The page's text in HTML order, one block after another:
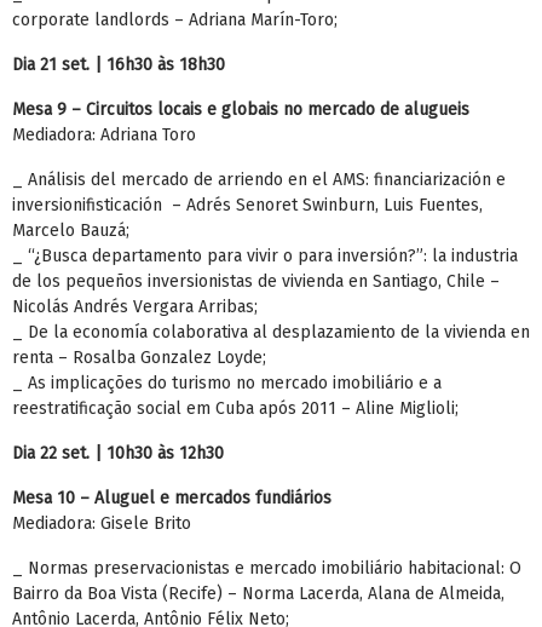
corporate landlords – Adriana Marín-Toro;
Dia 21 set. | 16h30 às 18h30
Mesa 9 – Circuitos locais e globais no mercado de alugueis
Mediadora: Adriana Toro
_ Análisis del mercado de arriendo en el AMS: financiarización e
inversionifisticación – Adrés Senoret Swinburn, Luis Fuentes,
Marcelo Bauzá;
_ “¿Busca departamento para vivir o para inversión?”: la industria
de los pequeños inversionistas de vivienda en Santiago, Chile –
Nicolás Andrés Vergara Arribas;
_ De la economía colaborativa al desplazamiento de la vivienda en
renta – Rosalba Gonzalez Loyde;
_ As implicações do turismo no mercado imobiliário e a
reestratificação social em Cuba após 2011 – Aline Miglioli;
Dia 22 set. | 10h30 às 12h30
Mesa 10 – Aluguel e mercados fundiários
Mediadora: Gisele Brito
_ Normas preservacionistas e mercado imobiliário habitacional: O
Bairro da Boa Vista (Recife) – Norma Lacerda, Alana de Almeida,
Antônio Lacerda, Antônio Félix Neto;